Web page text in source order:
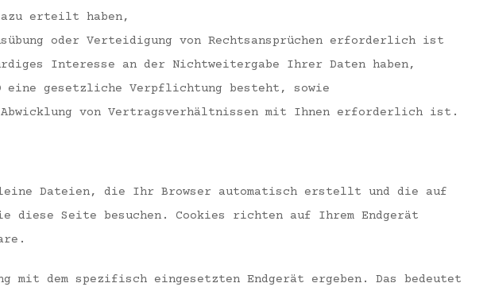
erteilt haben,
oder Verteidigung von Rechtsansprüchen erforderlich ist
Interesse an der Nichtweitergabe Ihrer Daten haben,
gesetzliche Verpflichtung besteht, sowie
von Vertragsverhältnissen mit Ihnen erforderlich ist.
Dateien, die Ihr Browser automatisch erstellt und die auf
diese Seite besuchen. Cookies richten auf Ihrem Endgerät
mit dem spezifisch eingesetzten Endgerät ergeben. Das bedeutet